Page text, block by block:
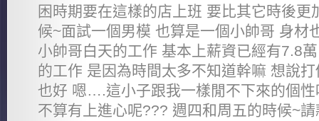
困時期要在這樣的店上班 要比其它時後更
候~面試一個男模 也算是一個小帥哥 身材
小帥哥白天的工作 基本上薪資已經有7.8
的工作 是因為時間太多不知道幹嘛 想說
也好 嗯….這小子跟我一樣閒不下來的個
不算有上進心呢??? 週四和周五的時候~